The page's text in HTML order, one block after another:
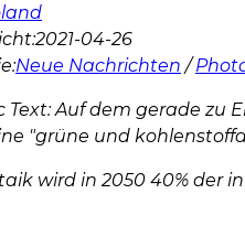
2021-04-26
Neue Nachrichten /
Text: Auf dem gerade
"grüne und
wird in 2050 40% der